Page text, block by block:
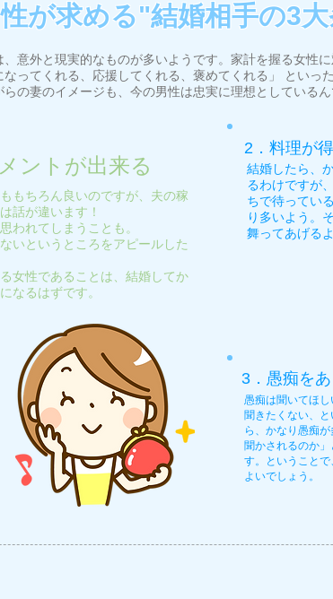
が求める"結婚相手の3
意外と現実的なものが多いようです。家計を握る女性
ってくれる、応援してくれる、褒めてくれる」 といっ
の妻のイメージも、今の男性は忠実に理想としているん
ントが出来る
もちろん良いのですが、夫の稼
話が違います！
われてしまうことも。
いというところをアピールした
女性であることは、結婚してか
なるはずです。
2．料理が
結婚したら、
るわけですが
ちで待ってい
り多いよう。
舞ってあげる
3．愚痴を
愚痴は聞いてほ
聞きたくない、
ら、かなり愚痴
聞かされるのか
す。ということ
よいでしょう。